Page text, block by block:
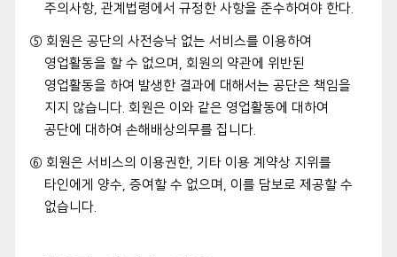
주의사항, 관계법령에서 규정한 사항을 준수하여야 한다.
⑤ 회원은 공단의 사전승낙 없는 서비스를 이용하여
영업활동을 할 수 없으며, 회원의 약관에 위반된
영업활동을 하여 발생한 결과에 대해서는 공단은 책임을
지지 않습니다. 회원은 이와 같은 영업활동에 대하여
공단에 대하여 손해배상의무를 집니다.
⑥ 회원은 서비스의 이용권한, 기타 이용 계약상 지위를
타인에게 양수, 증여할 수 없으며, 이를 담보로 제공할 수
없습니다.